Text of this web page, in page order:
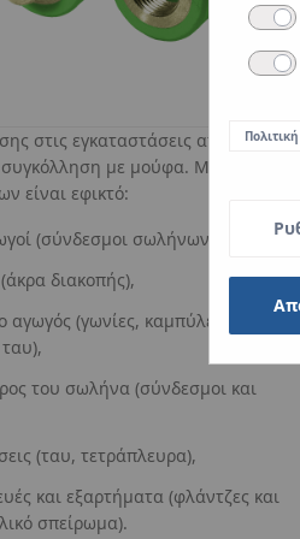
στις εγκαταστάσεις από
με μούφα. Με τη
είναι εφικτό:
(σύνδεσμοι σωλήνων),
διακοπής),
(γωνίες, καμπύλες,
του σωλήνα (σύνδεσμοι και
(ταυ, τετράπλευρα),
και εξαρτήματα (φλάντζες και
σπείρωμα).